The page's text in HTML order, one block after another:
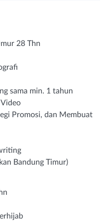
28 Thn
sama min. 1 tahun
Promosi, dan Membuat
Bandung Timur)